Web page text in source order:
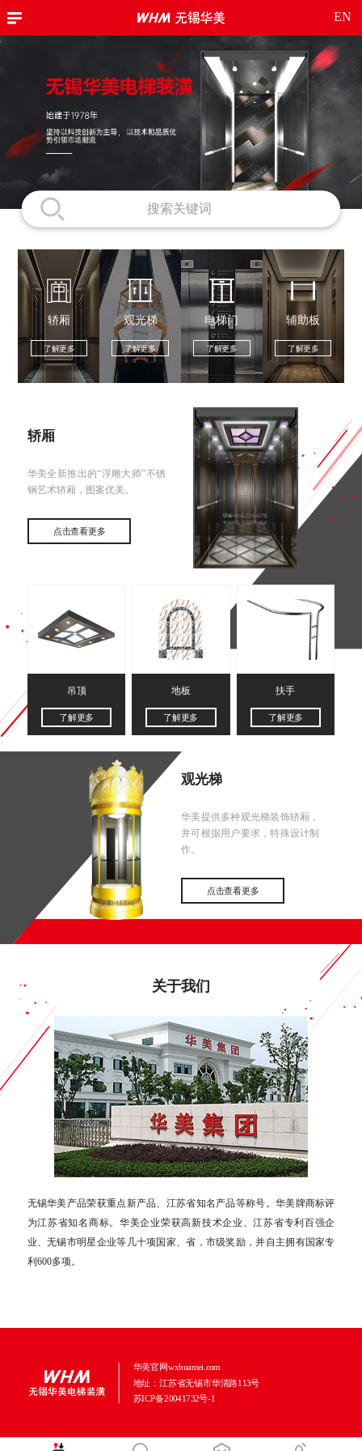
EN
轿厢
了解更多
观光梯
了解更多
电梯门
了解更多
辅助板
了解更多
轿厢
华美全新推出的“浮雕大师”不锈
钢艺术轿厢，图案优美。
点击查看更多
吊顶
了解更多
地板
了解更多
扶手
了解更多
观光梯
华美提供多种观光梯装饰轿厢，
并可根据用户要求，特殊设计制
作。
点击查看更多
关于我们
无锡华美产品荣获重点新产品、江苏省知名产品等称号。华美牌商标评
为江苏省知名商标。华美企业荣获高新技术企业、江苏省专利百强企
业、无锡市明星企业等几十项国家、省，市级奖励，并自主拥有国家专
利600多项。
华美官网wxhuamei.com
地址：江苏省无锡市华清路113号
苏ICP备20041732号-1